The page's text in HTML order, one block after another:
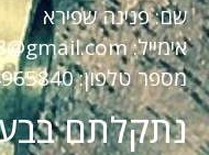
שם: פנינה שפירא
אימייל: pninasha18@gmail.com
מספר טלפון: 4965840 – 054
נתקלתם